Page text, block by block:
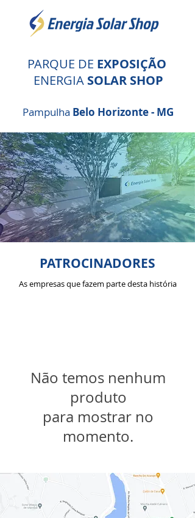
PARQUE DE EXPOSIÇÃO
ENERGIA SOLAR SHOP
Pampulha Belo Horizonte - MG
PATROCINADORES
As empresas que fazem parte desta história
Não temos nenhum
produto
para mostrar no
momento.